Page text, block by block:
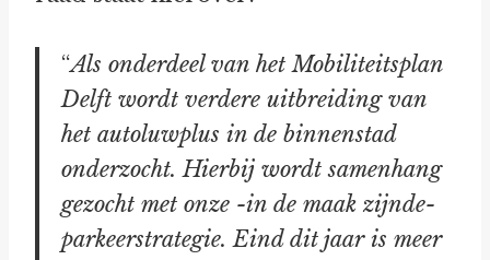
“Als onderdeel van het Mobiliteitsplan
Delft wordt verdere uitbreiding van
het autoluwplus in de binnenstad
onderzocht. Hierbij wordt samenhang
gezocht met onze -in de maak zijnde-
parkeerstrategie. Eind dit jaar is meer